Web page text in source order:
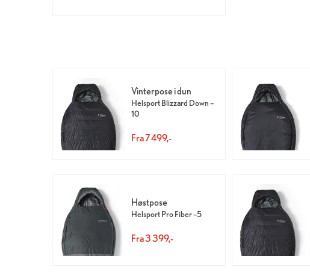
Vinterpose i dun
Helsport Blizzard Down –
10
Fra 7 499,-
Høstpose
Helsport Pro Fiber –5
Fra 3 399,-